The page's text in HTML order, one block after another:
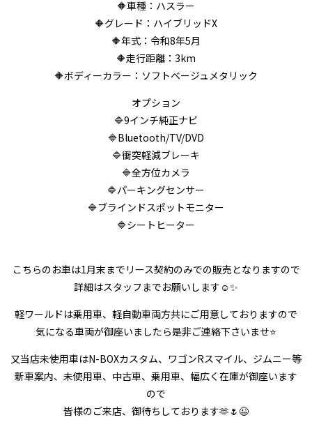
🔶車種：ハスラー
🔶グレード：ハイブリッドX
🔶年式：令和8年5月
🔶走行距離：3km
🔶ボディーカラー：ソフトベージュメタリック
オプション
🔷9インチ純正ナビ
🔷Bluetooth/TV/DVD
🔷衝突軽減ブレーキ
🔷全方位カメラ
🔷パーキングセンサー
🔷ブラインドスポットモニター
🔷シートヒーター
こちらのお車は1月末までリース契約のみでの販売となりますので
詳細はスタッフまでお願いします☺️✨
軽ワールドは乗用車、軽自動車両方共にご用意しておりますので
気になる車両が御座いましたら是非ご連絡下さいませ⭐
又当店未使用車はN-BOXカスタム、ワゴンRスマイル、ジムニー等
新車案内、未使用車、中古車、乗用車、幅広く在庫が御座います
ので
皆様のご来店、御待ちしております🫶🌷😉